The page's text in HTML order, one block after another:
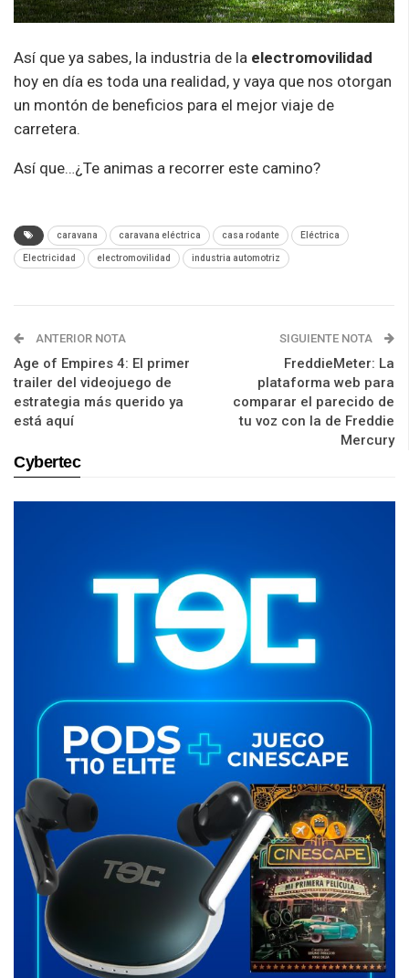
Así que ya sabes, la industria de la electromovilidad
hoy en día es toda una realidad, y vaya que nos otorgan
un montón de beneficios para el mejor viaje de
carretera.
Así que…¿Te animas a recorrer este camino?
caravana caravana eléctrica casa rodante Eléctrica
Electricidad electromovilidad industria automotriz
ANTERIOR NOTA
Age of Empires 4: El primer
trailer del videojuego de
estrategia más querido ya
está aquí
SIGUIENTE NOTA
FreddieMeter: La
plataforma web para
comparar el parecido de
tu voz con la de Freddie
Mercury
Cybertec